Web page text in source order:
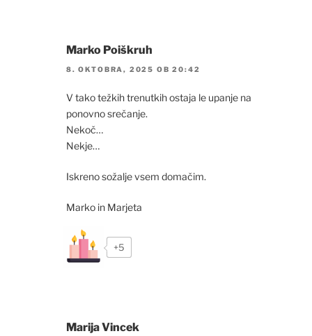
Marko Poiškruh
8. OKTOBRA, 2025 OB 20:42
V tako težkih trenutkih ostaja le upanje na
ponovno srečanje.
Nekoč…
Nekje…
Iskreno sožalje vsem domačim.
Marko in Marjeta
+5
Marija Vincek